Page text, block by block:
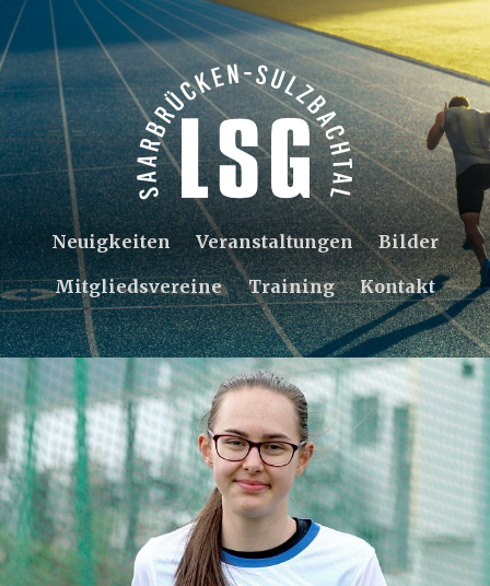
Neuigkeiten Veranstaltungen Bilder
Mitgliedsvereine Training Kontakt